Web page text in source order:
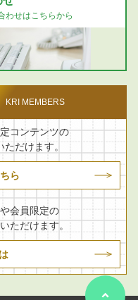
わせはこちらから
KRI MEMBERS
コンテンツの
だけます。
ら
会員限定の
ただけます。